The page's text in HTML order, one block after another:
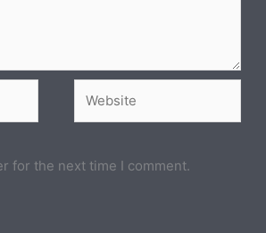
for the next time I comment.